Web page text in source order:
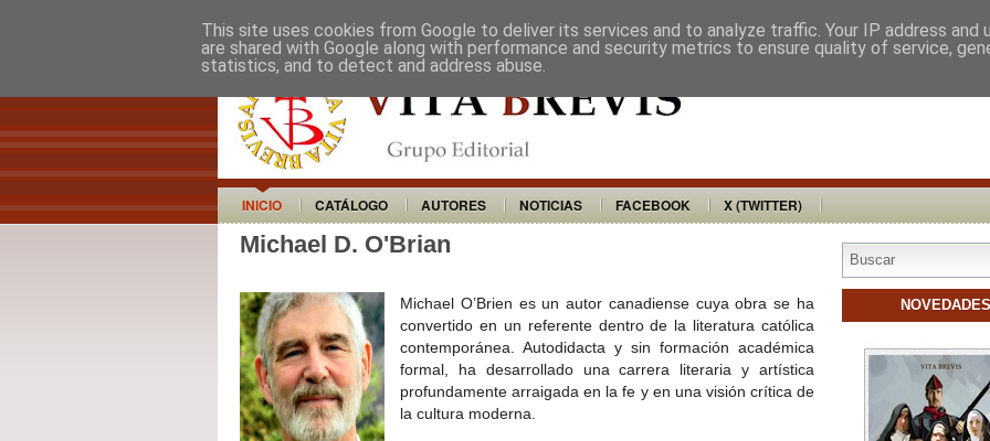
VITA BREVIS DISTRIBUIDORES
INICIO CATÁLOGO AUTORES NOTICIAS FACEBOOK X (TWITTER)
Michael D. O'Brian
Michael O’Brien es un autor canadiense cuya obra se ha
convertido en un referente dentro de la literatura católica
contemporánea. Autodidacta y sin formación académica
formal, ha desarrollado una carrera literaria y artística
profundamente arraigada en la fe y en una visión crítica de
la cultura moderna.
NOVEDADES
This site uses cookies from Google to deliver its services and to analyze traffic. Your IP address and
are shared with Google along with performance and security metrics to ensure quality of service,
statistics, and to detect and address abuse.